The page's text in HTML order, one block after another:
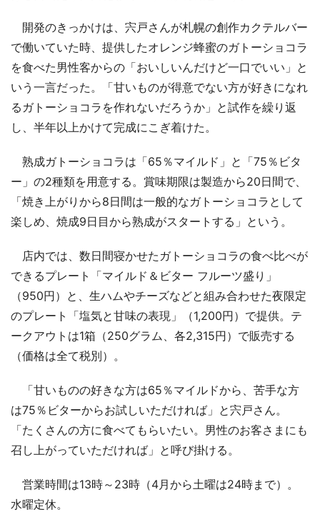
開発のきっかけは、宍戸さんが札幌の創作カクテルバー
で働いていた時、提供したオレンジ蜂蜜のガトーショコラ
を食べた男性客からの「おいしいんだけど一口でいい」と
いう一言だった。「甘いものが得意でない方が好きになれ
るガトーショコラを作れないだろうか」と試作を繰り返
し、半年以上かけて完成にこぎ着けた。
熟成ガトーショコラは「65％マイルド」と「75％ビタ
ー」の2種類を用意する。賞味期限は製造から20日間で、
「焼き上がりから8日間は一般的なガトーショコラとして
楽しめ、焼成9日目から熟成がスタートする」という。
店内では、数日間寝かせたガトーショコラの食べ比べが
できるプレート「マイルド＆ビター フルーツ盛り」
（950円）と、生ハムやチーズなどと組み合わせた夜限定
のプレート「塩気と甘味の表現」（1,200円）で提供。テ
ークアウトは1箱（250グラム、各2,315円）で販売する
（価格は全て税別）。
「甘いものの好きな方は65％マイルドから、苦手な方
は75％ビターからお試しいただければ」と宍戸さん。
「たくさんの方に食べてもらいたい。男性のお客さまにも
召し上がっていただければ」と呼び掛ける。
営業時間は13時～23時（4月から土曜は24時まで）。
水曜定休。